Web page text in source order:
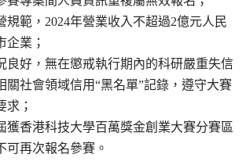
規範，2024年營業收入不超過2億元人民
企業；
良好，無在懲戒執行期內的科研嚴重失信
關社會領域信用“黑名單”記錄，遵守大賽
求；
獲香港科技大學百萬獎金創業大賽分賽區
可再次報名參賽。